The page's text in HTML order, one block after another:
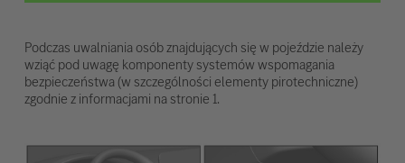
Podczas uwalniania osób znajdujących się w pojeździe należy
wziąć pod uwagę komponenty systemów wspomagania
bezpieczeństwa (w szczególności elementy pirotechniczne)
zgodnie z informacjami na stronie 1.